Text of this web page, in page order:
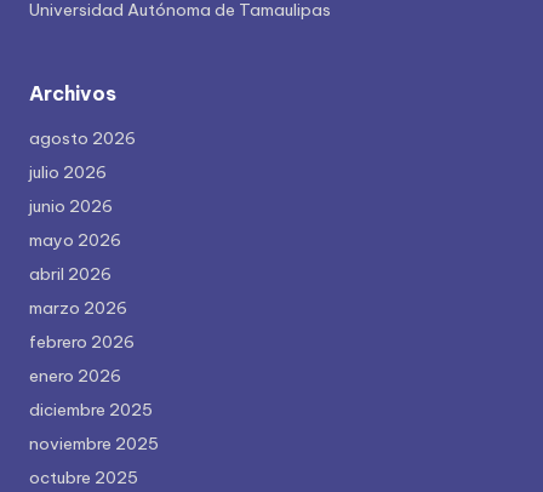
Universidad Autónoma de Tamaulipas
Archivos
agosto 2026
julio 2026
junio 2026
mayo 2026
abril 2026
marzo 2026
febrero 2026
enero 2026
diciembre 2025
noviembre 2025
octubre 2025